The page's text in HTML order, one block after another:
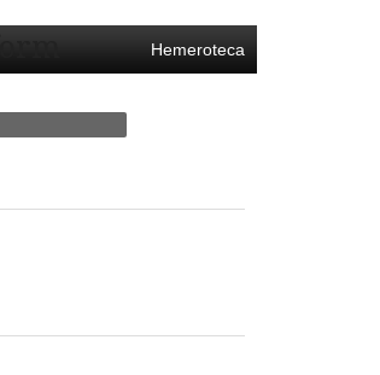
Hemeroteca